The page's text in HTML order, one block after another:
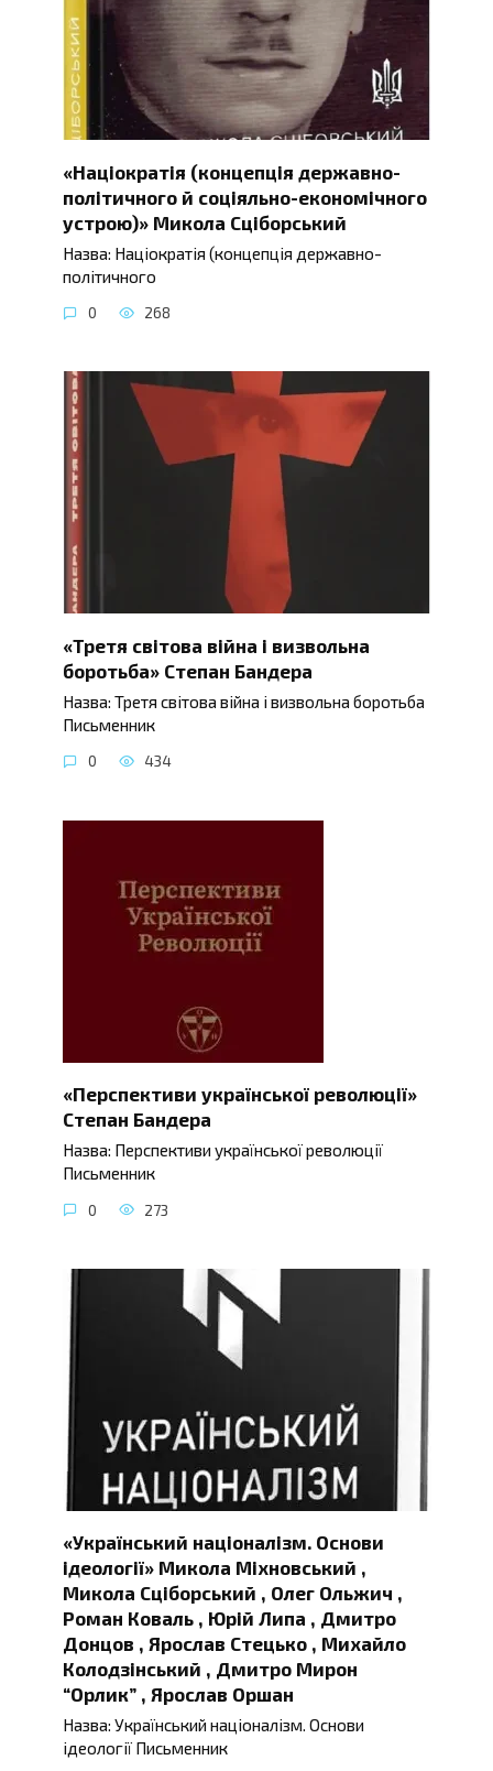
«Націократія (концепція державно-
політичного й соціяльно-економічного
устрою)» Микола Сціборський
Назва: Націократія (концепція державно-
політичного
0 268
«Третя світова війна і визвольна
боротьба» Степан Бандера
Назва: Третя світова війна і визвольна боротьба
Письменник
0 434
«Перспективи української революції»
Степан Бандера
Назва: Перспективи української революції
Письменник
0 273
«Український націоналізм. Основи
ідеології» Микола Міхновський ,
Микола Сціборський , Олег Ольжич ,
Роман Коваль , Юрій Липа , Дмитро
Донцов , Ярослав Стецько , Михайло
Колодзінський , Дмитро Мирон
“Орлик” , Ярослав Оршан
Назва: Український націоналізм. Основи
ідеології Письменник